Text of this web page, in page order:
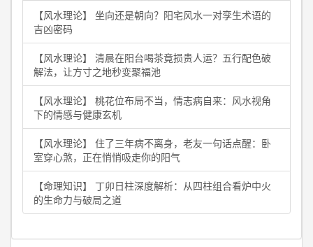
【风水理论】 坐向还是朝向？阳宅风水一对孪生术语的
吉凶密码
【风水理论】 清晨在阳台喝茶竟损贵人运？五行配色破
解法，让方寸之地秒变聚福池
【风水理论】 桃花位布局不当，情志病自来：风水视角
下的情感与健康玄机
【风水理论】 住了三年病不离身，老友一句话点醒：卧
室穿心煞，正在悄悄吸走你的阳气
【命理知识】 丁卯日柱深度解析：从四柱组合看炉中火
的生命力与破局之道